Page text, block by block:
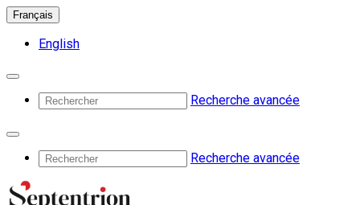
Français
English
Recherche avancée
Recherche avancée